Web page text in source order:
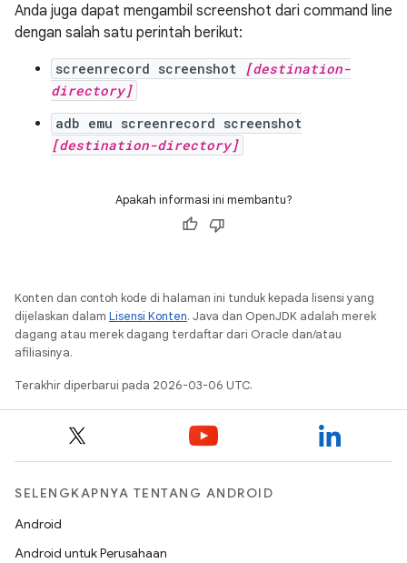
Anda juga dapat mengambil screenshot dari command line
dengan salah satu perintah berikut:
screenrecord screenshot
[destination-
directory]
adb emu screenrecord screenshot
[destination-directory]
Apakah informasi ini membantu?
Konten dan contoh kode di halaman ini tunduk kepada lisensi yang
dijelaskan dalam Lisensi Konten. Java dan OpenJDK adalah merek
dagang atau merek dagang terdaftar dari Oracle dan/atau
afiliasinya.
Terakhir diperbarui pada 2026-03-06 UTC.
SELENGKAPNYA TENTANG ANDROID
Android
Android untuk Perusahaan